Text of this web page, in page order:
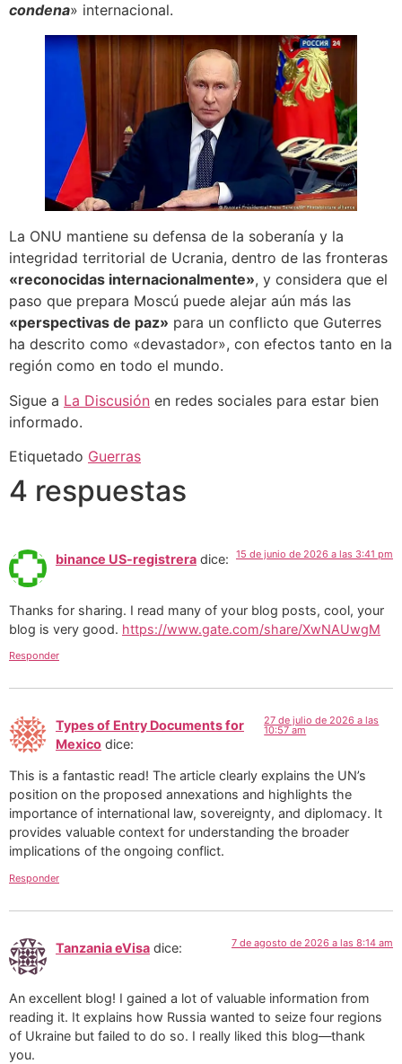
condena» internacional.
La ONU mantiene su defensa de la soberanía y la
integridad territorial de Ucrania, dentro de las fronteras
«reconocidas internacionalmente», y considera que el
paso que prepara Moscú puede alejar aún más las
«perspectivas de paz» para un conflicto que Guterres
ha descrito como «devastador», con efectos tanto en la
región como en todo el mundo.
Sigue a La Discusión en redes sociales para estar bien
informado.
Etiquetado Guerras
4 respuestas
binance US-registrera dice: 15 de junio de 2026 a las 3:41 pm
Thanks for sharing. I read many of your blog posts, cool, your
blog is very good. https://www.gate.com/share/XwNAUwgM
Responder
Types of Entry Documents for
Mexico dice:
27 de julio de 2026 a las
10:57 am
This is a fantastic read! The article clearly explains the UN’s
position on the proposed annexations and highlights the
importance of international law, sovereignty, and diplomacy. It
provides valuable context for understanding the broader
implications of the ongoing conflict.
Responder
Tanzania eVisa dice: 7 de agosto de 2026 a las 8:14 am
An excellent blog! I gained a lot of valuable information from
reading it. It explains how Russia wanted to seize four regions
of Ukraine but failed to do so. I really liked this blog—thank
you.